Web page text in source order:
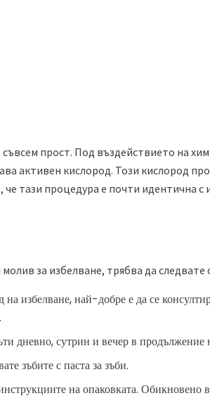
прост. Под въздействието на
активен кислород. Този кислород
тази процедура е почти идентична с
за избелване, трябва да
избелване, най-добре е да се
дневно, сутрин и вечер в продължение
зъбите с паста за зъби.
на опаковката. Обикновено